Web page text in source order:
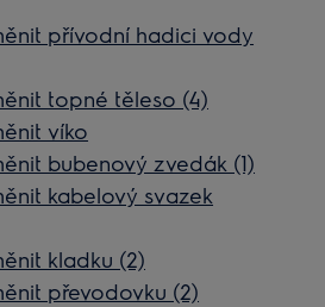
přívodní hadici vody
topné těleso (4)
víko
bubenový zvedák (1)
kabelový svazek
kladku (2)
převodovku (2)